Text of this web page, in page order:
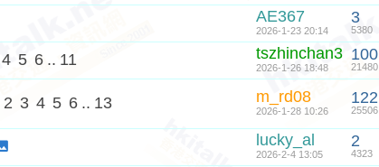
AE367
2026-1-23 20:14
3
5380
4 5 6 .. 11 tszhinchan3
2026-1-26 18:48
100
21480
2 3 4 5 6 .. 13 m_rd08
2026-1-28 10:26
122
25506
lucky_al
2026-2-4 13:05
2
4323